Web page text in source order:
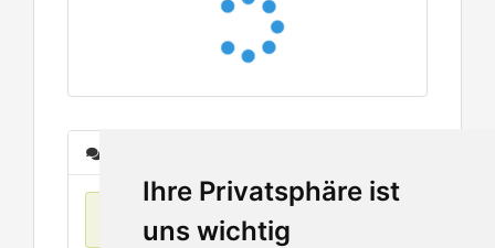
Ihre Privatsphäre ist
uns wichtig